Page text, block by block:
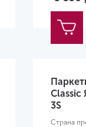
Classic
3S
Страна